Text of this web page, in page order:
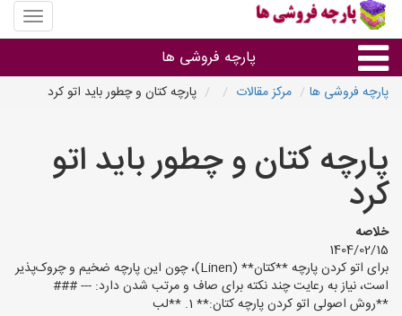
منوی
سایت
فروشی
پارچه فروشی ها
پارچه براساس رنگ طرح و کاربرد
پارچه فروشی ها مرکز مقالات پارچه کتان و چطور باید اتو کرد
پارچه کتان و چطور باید اتو
کرد
خلاصه
1404/02/15
برای اتو کردن پارچه **کتان** (Linen)، چون این پارچه ضخیم و چروک‌پذیر
است، نیاز به رعایت چند نکته برای صاف و مرتب شدن دارد: --- ###
**روش اصولی اتو کردن پارچه کتان:** 1. **لب